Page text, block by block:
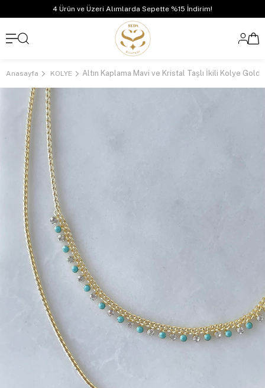
4 Ürün ve Üzeri Alımlarda Sepette %15 İndirim!
Anasayfa KOLYE Altın Kaplama Mavi ve Kristal Taşlı İkili Kolye Gold